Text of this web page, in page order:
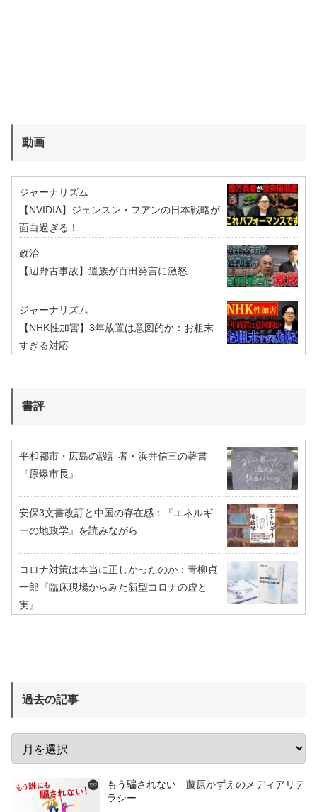
動画
ジャーナリズム
【NVIDIA】ジェンスン・フアンの日本戦略が
面白過ぎる！
政治
【辺野古事故】遺族が百田発言に激怒
ジャーナリズム
【NHK性加害】3年放置は意図的か：お粗末
すぎる対応
書評
平和都市・広島の設計者・浜井信三の著書
『原爆市長』
安保3文書改訂と中国の存在感：『エネルギ
ーの地政学』を読みながら
コロナ対策は本当に正しかったのか：青柳貞
一郎『臨床現場からみた新型コロナの虚と
実』
過去の記事
もう騙されない 藤原かずえのメディアリテ
ラシー